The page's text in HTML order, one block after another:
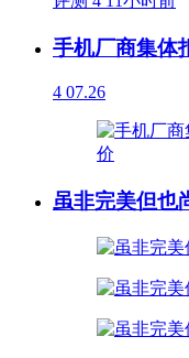
手机厂商集体
4 07.26
虽非完美但也